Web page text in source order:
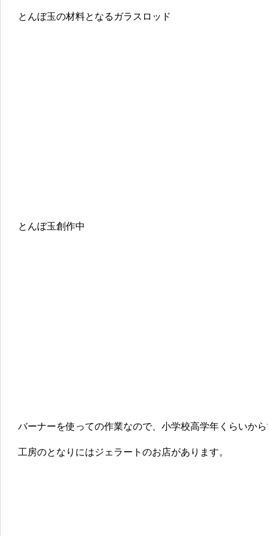
とんぼ玉の材料となるガラスロッド
とんぼ玉創作中
バーナーを使っての作業なので、小学校高学年くらいか
工房のとなりにはジェラートのお店があります。